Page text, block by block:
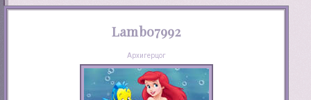
Lambo7992
Архигерцог